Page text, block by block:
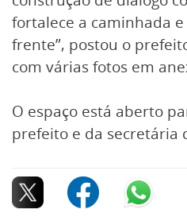
fortalece a caminhada
frente”, postou o
com várias fotos em
O espaço está aberto
prefeito e da secretária